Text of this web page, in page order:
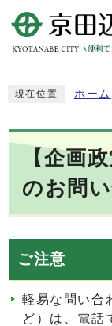
現在位置 ホーム
【企画
のお問
ご注意
軽易な問い合
ど）は、電話